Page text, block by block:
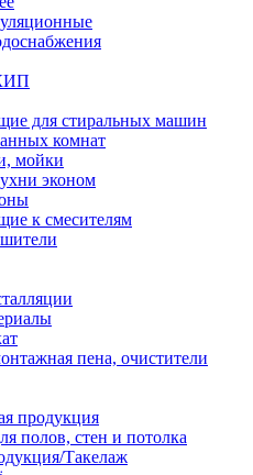
для стиральных машин
комнат
мойки
эконом
к смесителям
пена, очистители
продукция
полов, стен и потолка
Такелаж